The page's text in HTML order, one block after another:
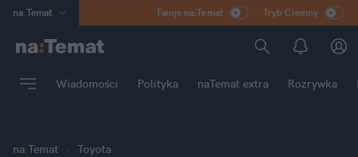
na:Temat
Poland
mama
Rozrywka
Twoje na:Temat Tryb Ciemny
Wiadomości Polityka naTemat extra Rozrywka
na:Temat Toyota